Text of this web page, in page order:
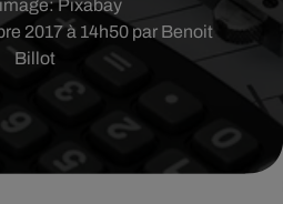
2017 à 14h50 par Benoit
Billot
Pixabay